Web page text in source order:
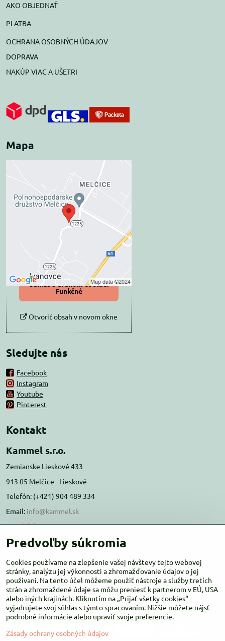
AKO OBJEDNAŤ
PLATBA
OCHRANA OSOBNÝCH ÚDAJOV
DOPRAVA
NAKÚP VIAC A UŠETRI
Mapa
Externý obsah je
blokovaný Voľbami
súkromia
Prajete si načítať externý obsah?
Povoliť tentokrát
Povoliť a zapamätať -
súhlas s druhom cookie:
Funkčné
Otvoriť obsah v novom okne
Sledujte nás
Facebook
Instagram
Youtube
Pinterest
Kontakt
Kammel s.r.o.
Zemianske Lieskové 433
913 05 Melčice - Lieskové
Telefón: (+421) 904 489 334
Email: info@kammel.sk
Prevádzka:
Administratívna budova PD Melčice
Otváracie hodiny:PO-ŠT 8:00 - 16:00
PIA-NE Zatvorené
Predvoľby súkromia
Cookies používame na zlepšenie vašej návštevy tejto webovej
stránky, analýzu jej výkonnosti a zhromažďovanie údajov o jej
používaní. Na tento účel môžeme použiť nástroje a služby tretích
strán a zhromaždené údaje sa môžu preniesť k partnerom v EÚ, USA
alebo iných krajinách. Kliknutím na „Prijať všetky cookies“
vyjadrujete svoj súhlas s týmto spracovaním. Nižšie môžete nájsť
podrobné informácie alebo upraviť svoje preferencie.
Zásady ochrany osobných údajov